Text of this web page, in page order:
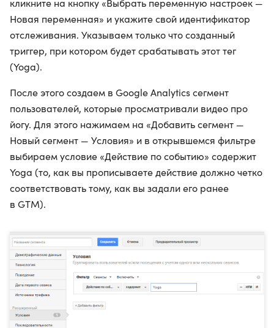
кликните на кнопку «Выбрать переменную настроек —
Новая переменная» и укажите свой идентификатор
отслеживания. Указываем только что созданный
триггер, при котором будет срабатывать этот тег
(Yoga).
После этого создаем в Google Analytics сегмент
пользователей, которые просматривали видео про
йогу. Для этого нажимаем на «Добавить сегмент —
Новый сегмент — Условия» и в открывшемся фильтре
выбираем условие «Действие по событию» содержит
Yoga (то, как вы прописываете действие должно четко
соответствовать тому, как вы задали его ранее
в GTM).